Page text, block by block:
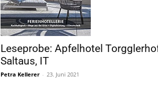
Leseprobe: Apfelhotel
Saltaus, IT
Petra Kellerer - 23. Juni 2021